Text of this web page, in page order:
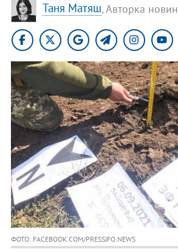
Таня Матяш, Авторка новин
ФОТО: FACEBOOK.COM/PRESSJFO.NEWS